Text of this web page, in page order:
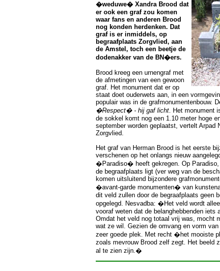
�weduwe� Xandra Brood dat
er ook een graf zou komen
waar fans en anderen Brood
nog konden herdenken. Dat
graf is er inmiddels, op
begraafplaats Zorgvlied, aan
de Amstel, toch een beetje de
dodenakker van de BN�ers.
Brood kreeg een urnengraf met
de afmetingen van een gewoon
graf. Het monument dat er op
staat doet ouderwets aan, in een
populair was in de grafmonumentenbouw.
�Respect� - hij gaf licht. Het monument
de sokkel komt nog een 1.10 meter hoge
september worden geplaatst, vertelt Arpad
Zorgvlied.
Het graf van Herman Brood is het eerste
verschenen op het onlangs nieuw
�Paradiso� heeft gekregen. Op Paradiso,
de begraafplaats ligt (ver weg van de
komen uitsluitend bijzondere
�avant-garde monumenten� van
dit veld zullen door de begraafplaats geen
opgelegd. Nesvadba: �Het veld wordt
vooraf weten dat de belanghebbenden iets
Omdat het veld nog totaal vrij was, mocht
wat ze wil. Gezien de omvang en vorm
zeer goede plek. Met recht �het mooiste
zoals mevrouw Brood zelf zegt. Het beeld
al te zien zijn.�